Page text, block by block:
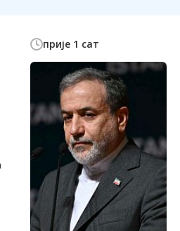
прије 1 сат